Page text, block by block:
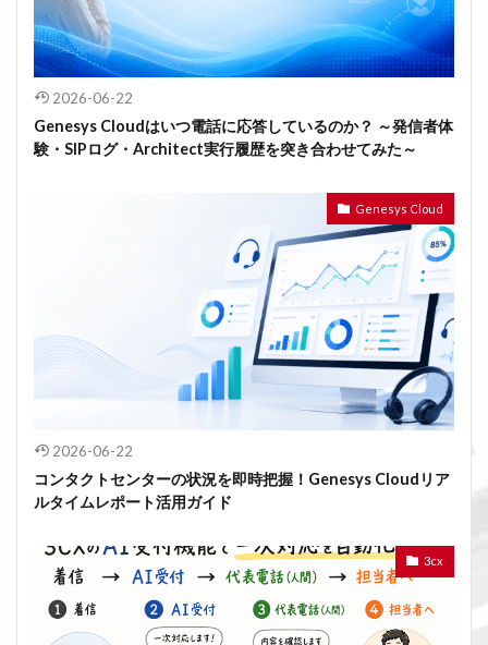
2026-06-22
Genesys Cloudはいつ電話に応答しているのか？ ～発信者体
験・SIPログ・Architect実行履歴を突き合わせてみた～
Genesys Cloud
2026-06-22
コンタクトセンターの状況を即時把握！Genesys Cloudリア
ルタイムレポート活用ガイド
3cx